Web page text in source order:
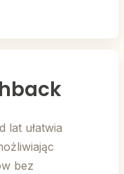
lat ułatwia
bez